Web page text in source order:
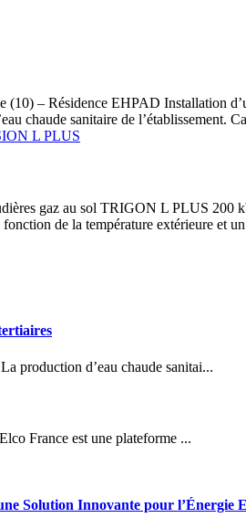
– Résidence EHPAD Installation
chaude sanitaire de l’établissement.
L PLUS
gaz au sol TRIGON L PLUS 200
de la température extérieure et
production d’eau chaude sanitai...
France est une plateforme ...
Solution Innovante pour l’Énergie